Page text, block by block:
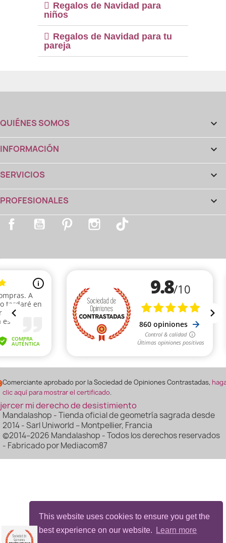
This website uses cookies to ensure you get the
best experience on our website.
Learn more
Regalos de Navidad para
niños
Regalos de Navidad para tu
pareja
QUIÉNES SOMOS 
INFORMACIÓN 
SERVICIOS 
PROFESIONALES 
Facebook YouTube Pinterest Instagram
Comerciante aprobado por la Sociedad de Opiniones Contrastadas,
clic aquí para mostrar el certificado.
mi derecho de desistimiento
Mandalashop - Tienda oficial de geometría sagrada desde
2014 - Sarl Uniworld – Montpellier, Francia
©2014–2026 Mandalashop - Todos los derechos reservados
- Fabricado por Mediacom87